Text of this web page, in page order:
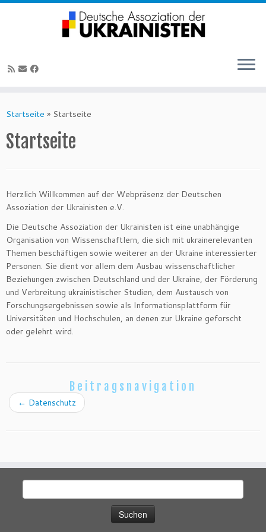
Inhalt
Startseite » Startseite
Startseite
Herzlich Willkommen auf der Webpräsenz der Deutschen
Assoziation der Ukrainisten e.V.
Die Deutsche Assoziation der Ukrainisten ist eine unabhängige
Organisation von Wissenschaftlern, die sich mit ukrainerelevanten
Themen beschäftigen sowie weiterer an der Ukraine interessierter
Personen. Sie dient vor allem dem Ausbau wissenschaftlicher
Beziehungen zwischen Deutschland und der Ukraine, der Förderung
und Verbreitung ukrainistischer Studien, dem Austausch von
Forschungsergebnissen sowie als Informationsplattform für
Universitäten und Hochschulen, an denen zur Ukraine geforscht
oder gelehrt wird.
Beitragsnavigation
← Datenschutz